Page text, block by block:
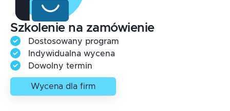
Szkolenie na zamówienie
Dostosowany program
Indywidualna wycena
Dowolny termin
Wycena dla firm